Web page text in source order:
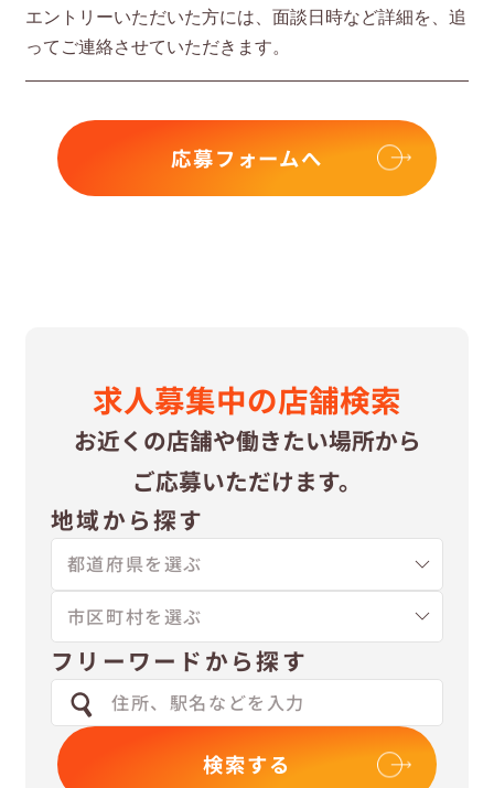
エントリーいただいた⽅には、⾯談⽇時など詳細を、追
ってご連絡させていただきます。
応募フォームへ
求⼈募集中の店舗検索
お近くの店舗や働きたい場所から
ご応募いただけます。
地域から探す
フリーワードから探す
検索する